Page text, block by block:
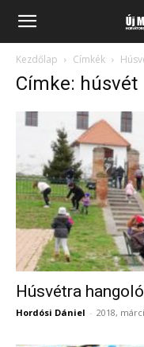
Kezdőlap Címkék
Címke: húsvét
Húsvétra
Hordósi Dániel - 2018,